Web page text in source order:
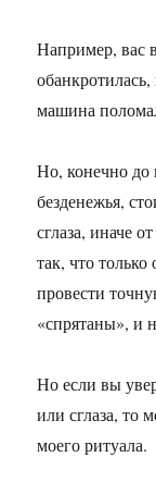
Например, вас
машина
Но, конечно до
безденежья,
сглаза, иначе
так, что
провести
«спрятаны», и
Но если вы
или сглаза, то
моего ритуала.